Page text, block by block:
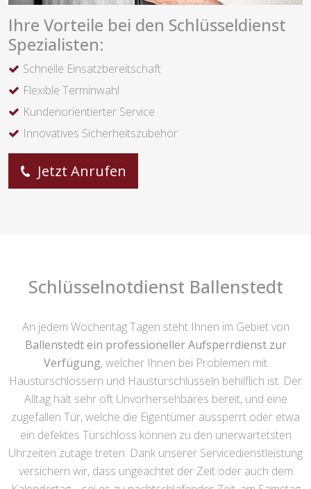
Ihre Vorteile bei den Schlüsseldienst
Spezialisten:
Schnelle Einsatzbereitschaft
Flexible Terminwahl
Kundenorientierter Service
Innovatives Sicherheitszubehör
Jetzt Anrufen
Schlüsselnotdienst Ballenstedt
An jedem Wochentag Tagen steht Ihnen im Gebiet von
Ballenstedt ein professioneller Aufsperrdienst zur
Verfügung, welcher Ihnen bei Problemen mit
Haustürschlössern und Haustürschlüsseln behilflich ist. Der
Alltag hält sehr oft Unvorhersehbares bereit, und eine
zugefallen Tür, welche die Eigentümer aussperrt oder etwa
ein defektes Türschloss können zu den unerwartetsten
Uhrzeiten zutage treten. Dank unserer Servicedienstleistung
versichern wir, dass ungeachtet der Zeit oder auch dem